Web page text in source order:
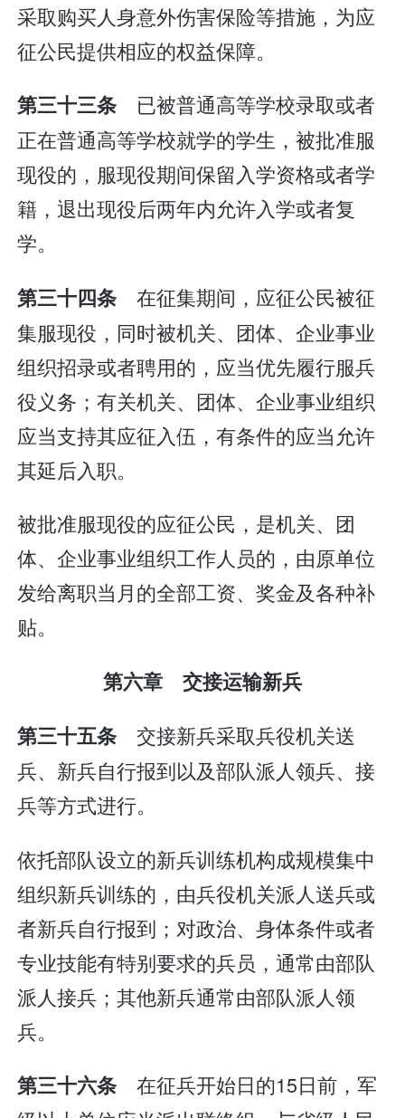
采取购买人身意外伤害保险等措施，为应
征公民提供相应的权益保障。
第三十三条 已被普通高等学校录取或者
正在普通高等学校就学的学生，被批准服
现役的，服现役期间保留入学资格或者学
籍，退出现役后两年内允许入学或者复
学。
第三十四条 在征集期间，应征公民被征
集服现役，同时被机关、团体、企业事业
组织招录或者聘用的，应当优先履行服兵
役义务；有关机关、团体、企业事业组织
应当支持其应征入伍，有条件的应当允许
其延后入职。
被批准服现役的应征公民，是机关、团
体、企业事业组织工作人员的，由原单位
发给离职当月的全部工资、奖金及各种补
贴。
第六章 交接运输新兵
第三十五条 交接新兵采取兵役机关送
兵、新兵自行报到以及部队派人领兵、接
兵等方式进行。
依托部队设立的新兵训练机构成规模集中
组织新兵训练的，由兵役机关派人送兵或
者新兵自行报到；对政治、身体条件或者
专业技能有特别要求的兵员，通常由部队
派人接兵；其他新兵通常由部队派人领
兵。
第三十六条 在征兵开始日的15日前，军